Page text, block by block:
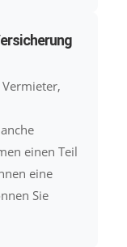
einen Teil
eine
Sie